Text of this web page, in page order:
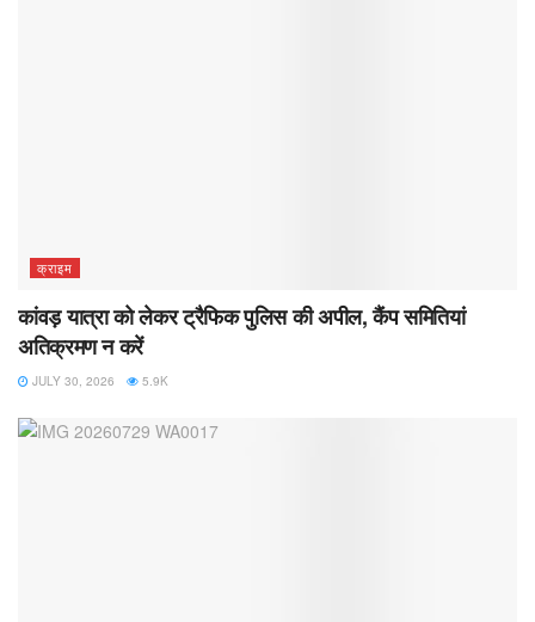
क्राइम
कांवड़ यात्रा को लेकर ट्रैफिक पुलिस की अपील, कैंप समितियां
अतिक्रमण न करें
JULY 30, 2026 5.9K